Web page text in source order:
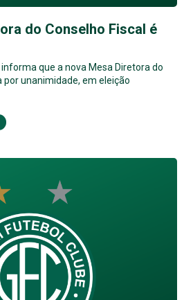
do Conselho Fiscal é
que a nova Mesa Diretora do
por unanimidade, em eleição